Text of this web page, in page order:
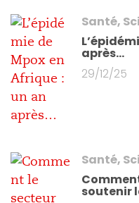
Santé,
après…
29/12/25
Santé,
soutenir